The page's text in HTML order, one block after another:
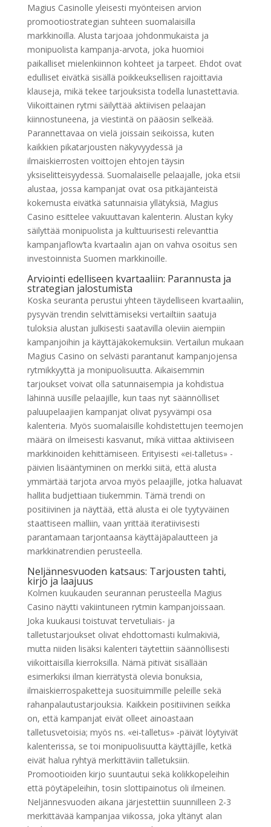
Magius Casinolle yleisesti myönteisen arvion
promootiostrategian suhteen suomalaisilla
markkinoilla. Alusta tarjoaa johdonmukaista ja
monipuolista kampanja-arvota, joka huomioi
paikalliset mielenkiinnon kohteet ja tarpeet. Ehdot ovat
edulliset eivätkä sisällä poikkeuksellisen rajoittavia
klauseja, mikä tekee tarjouksista todella lunastettavia.
Viikoittainen rytmi säilyttää aktiivisen pelaajan
kiinnostuneena, ja viestintä on pääosin selkeää.
Parannettavaa on vielä joissain seikoissa, kuten
kaikkien pikatarjousten näkyvyydessä ja
ilmaiskierrosten voittojen ehtojen täysin
yksiselitteisyydessä. Suomalaiselle pelaajalle, joka etsii
alustaa, jossa kampanjat ovat osa pitkäjänteistä
kokemusta eivätkä satunnaisia yllätyksiä, Magius
Casino esittelee vakuuttavan kalenterin. Alustan kyky
säilyttää monipuolista ja kulttuurisesti relevanttia
kampanjaflow’ta kvartaalin ajan on vahva osoitus sen
investoinnista Suomen markkinoille.
Arviointi edelliseen kvartaaliin: Parannusta ja
strategian jalostumista
Koska seuranta perustui yhteen täydelliseen kvartaaliin,
pysyvän trendin selvittämiseksi vertailtiin saatuja
tuloksia alustan julkisesti saatavilla oleviin aiempiin
kampanjoihin ja käyttäjäkokemuksiin. Vertailun mukaan
Magius Casino on selvästi parantanut kampanjojensa
rytmikkyyttä ja monipuolisuutta. Aikaisemmin
tarjoukset voivat olla satunnaisempia ja kohdistua
lähinnä uusille pelaajille, kun taas nyt säännölliset
paluupelaajien kampanjat olivat pysyvämpi osa
kalenteria. Myös suomalaisille kohdistettujen teemojen
määrä on ilmeisesti kasvanut, mikä viittaa aktiiviseen
markkinoiden kehittämiseen. Erityisesti «ei-talletus» -
päivien lisääntyminen on merkki siitä, että alusta
ymmärtää tarjota arvoa myös pelaajille, jotka haluavat
hallita budjettiaan tiukemmin. Tämä trendi on
positiivinen ja näyttää, että alusta ei ole tyytyväinen
staattiseen malliin, vaan yrittää iteratiivisesti
parantamaan tarjontaansa käyttäjäpalautteen ja
markkinatrendien perusteella.
Neljännesvuoden katsaus: Tarjousten tahti,
kirjo ja laajuus
Kolmen kuukauden seurannan perusteella Magius
Casino näytti vakiintuneen rytmin kampanjoissaan.
Joka kuukausi toistuvat tervetuliais- ja
talletustarjoukset olivat ehdottomasti kulmakiviä,
mutta niiden lisäksi kalenteri täytettiin säännöllisesti
viikoittaisilla kierroksilla. Nämä pitivät sisällään
esimerkiksi ilman kierrätystä olevia bonuksia,
ilmaiskierrospaketteja suosituimmille peleille sekä
rahanpalautustarjouksia. Kaikkein positiivinen seikka
on, että kampanjat eivät olleet ainoastaan
talletusvetoisia; myös ns. «ei-talletus» -päivät löytyivät
kalenterissa, se toi monipuolisuutta käyttäjille, ketkä
eivät halua ryhtyä merkittäviin talletuksiin.
Promootioiden kirjo suuntautui sekä kolikkopeleihin
että pöytäpeleihin, tosin slottipainotus oli ilmeinen.
Neljännesvuoden aikana järjestettiin suunnilleen 2-3
merkittävää kampanjaa viikossa, joka yltänyt alan